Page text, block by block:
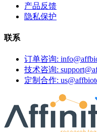
产品反馈
隐私保护
联系
订单咨询:
技术咨询:
定制合作: